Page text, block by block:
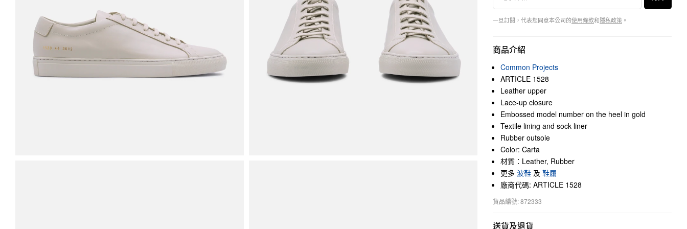
一旦訂閱，代表您同意本公司的使用條款和隱私政策 。
商品介紹
Common Projects
ARTICLE 1528
Leather upper
Lace-up closure
Embossed model number on the heel in gold
Textile lining and sock liner
Rubber outsole
Color: Carta
材質：Leather, Rubber
更多 波鞋 及 鞋履
廠商代碼: ARTICLE 1528
貨品編號: 872333
送貨及退貨